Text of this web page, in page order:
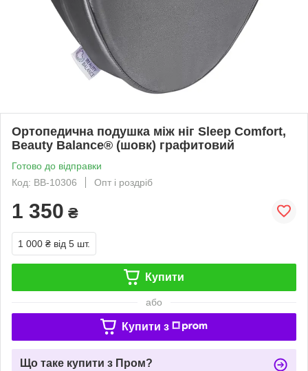
Ортопедична подушка між ніг Sleep Comfort,
Beauty Balance® (шовк) графитовий
Готово до відправки
Код: BB-10306
Опт і роздріб
1 350 ₴
1 000 ₴ від 5 шт.
Купити
або
Купити з
Що таке купити з Пром?